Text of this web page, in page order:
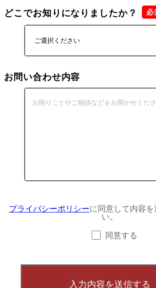
どこでお知りになりましたか？
お問い合わせ内容
プライバシーポリシーに同意して内容
い。
同意する